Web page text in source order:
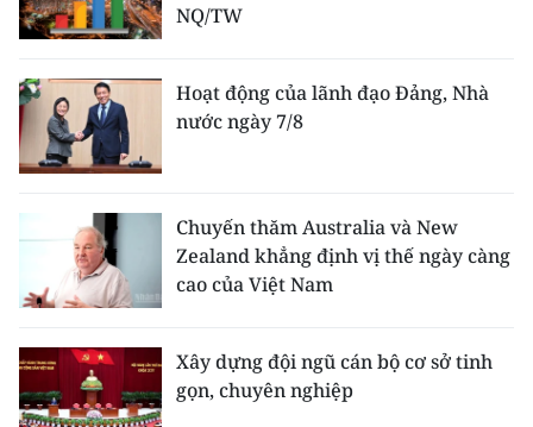
NQ/TW
Hoạt động của lãnh đạo Đảng, Nhà
nước ngày 7/8
Chuyến thăm Australia và New
Zealand khẳng định vị thế ngày càng
cao của Việt Nam
Xây dựng đội ngũ cán bộ cơ sở tinh
gọn, chuyên nghiệp